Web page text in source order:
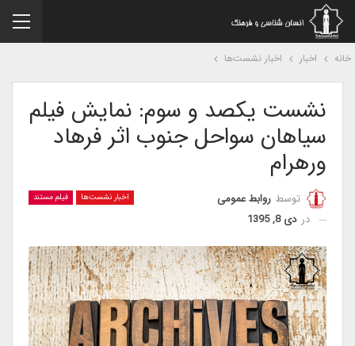
اخبار اخبار نشست‌ها
نشست یکصد و سوم: نمایش فیلم
سیاهان سواحل جنوب اثر فرهاد
ورهرام
اخبار نشست‌ها فیلم مستند توسطروابط عمومی
دردی 8, 1395